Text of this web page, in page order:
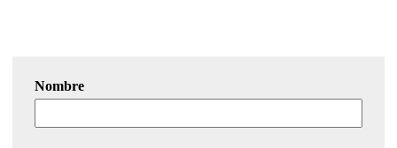
Nombre